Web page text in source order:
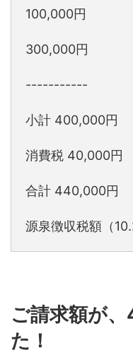
100,000円
300,000円
-----------
小計 400,000円
消費税 40,000円
合計 440,000円
源泉徴収税額（
ご請求額が
た！